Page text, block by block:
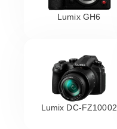
Lumix GH6
Lumix DC-FZ10002